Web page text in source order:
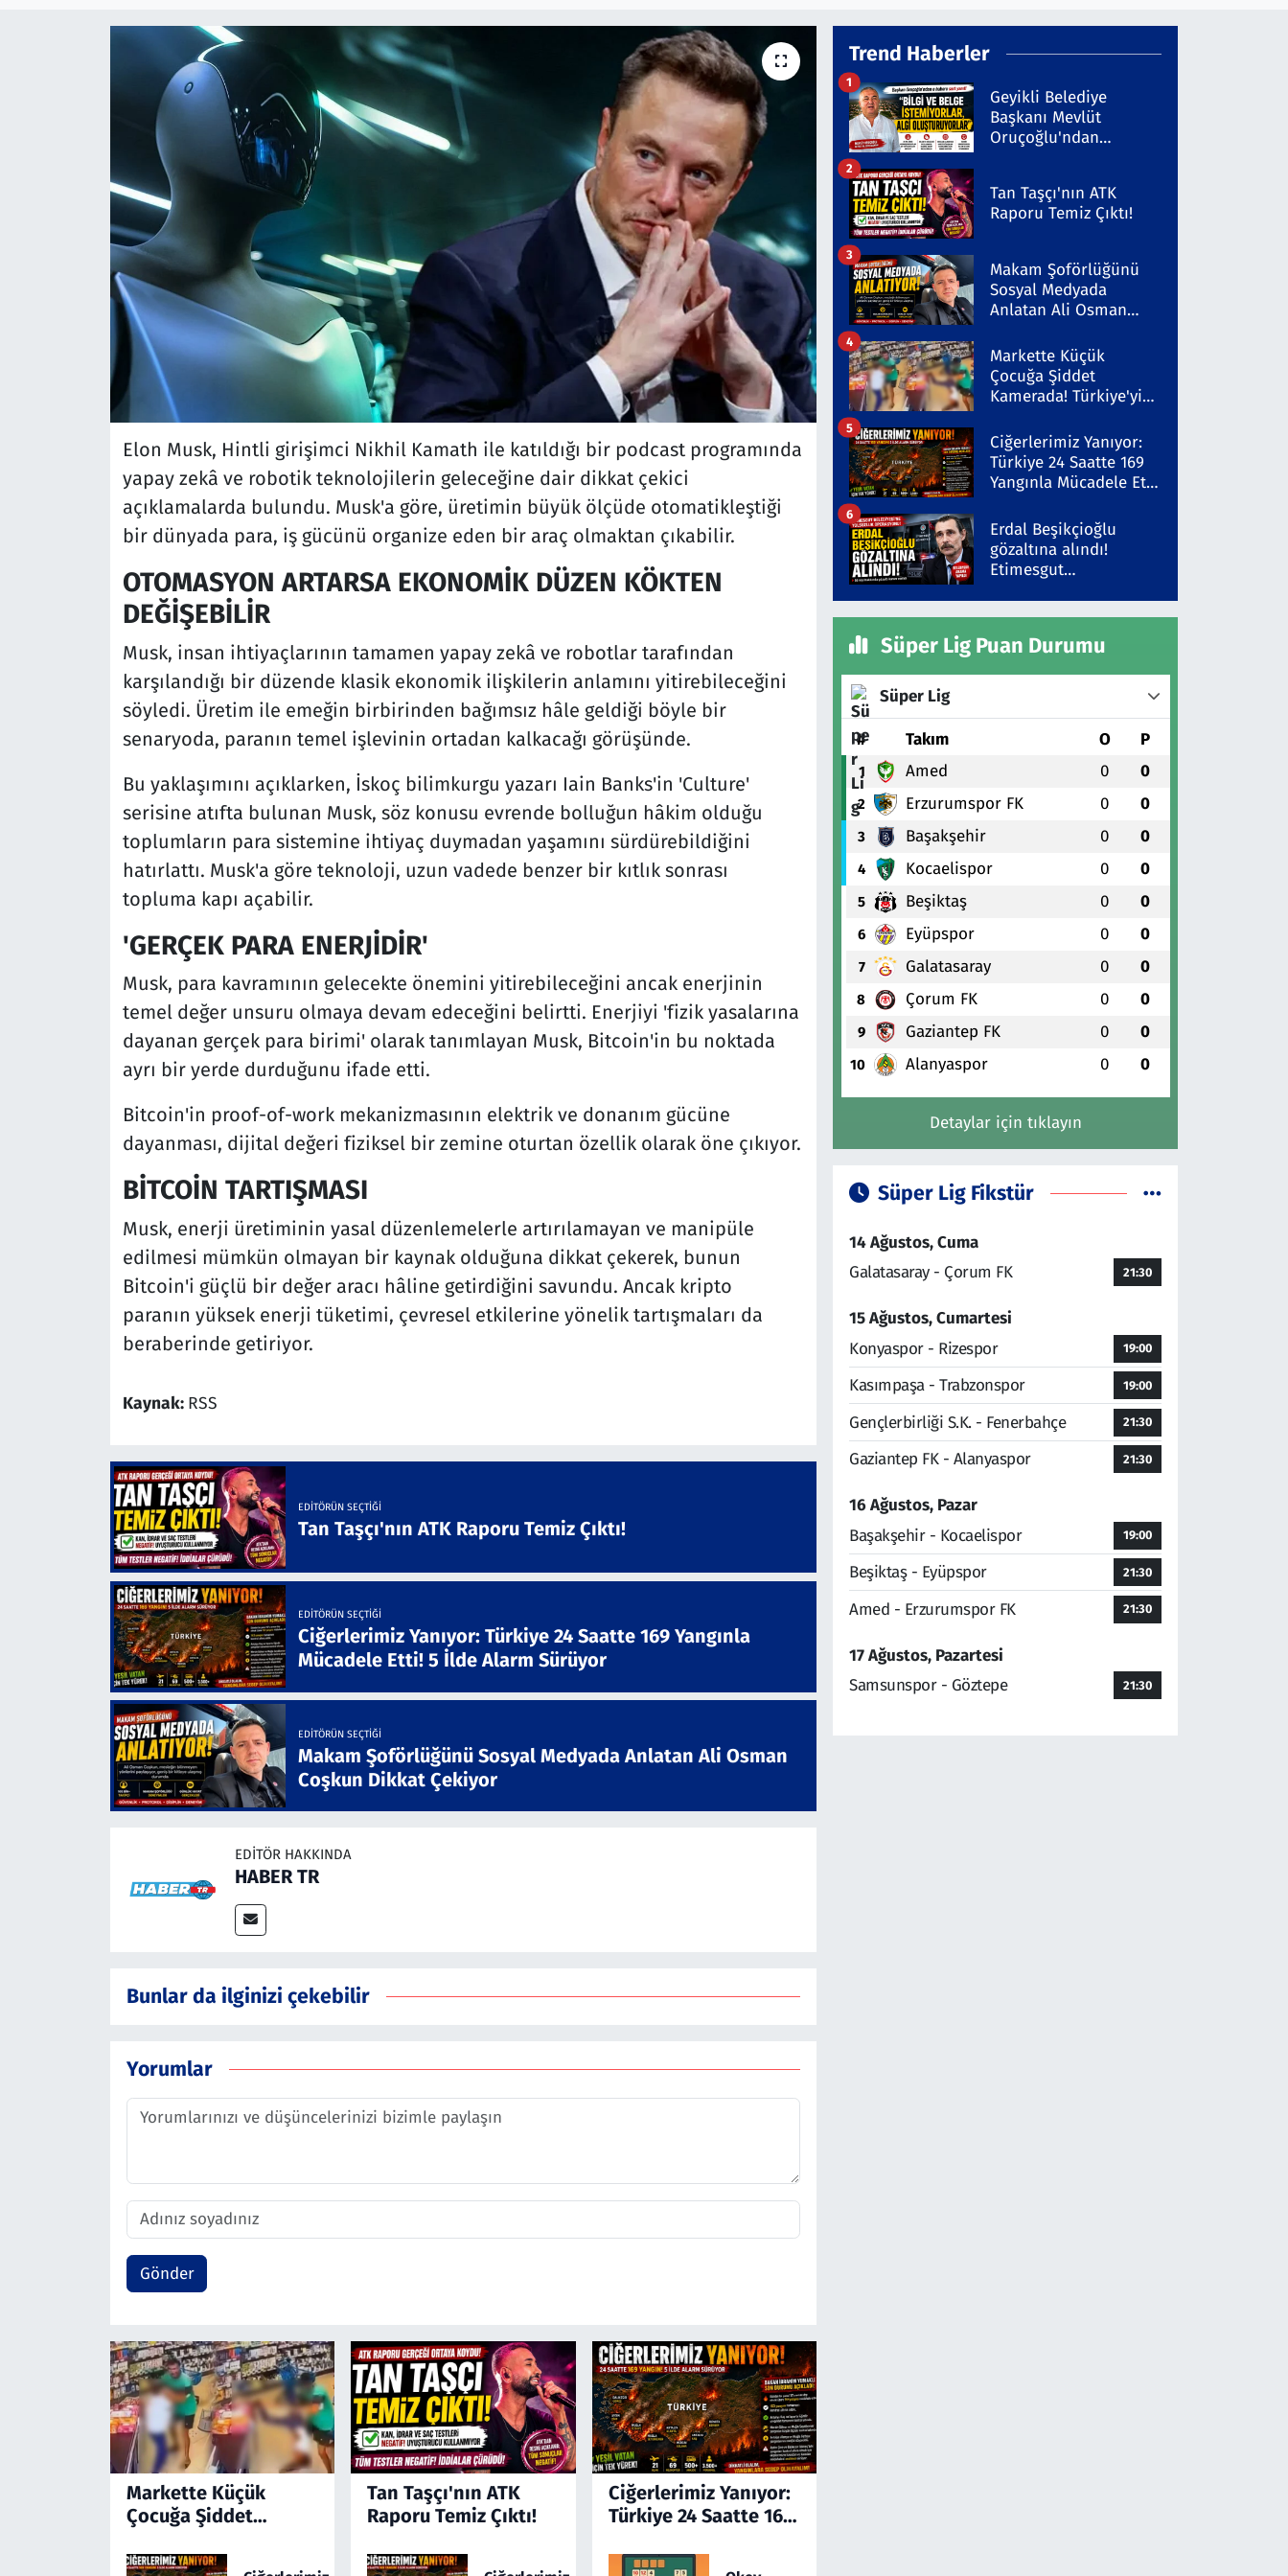
Elon Musk, Hintli girişimci Nikhil Kamath ile katıldığı bir podcast programında
yapay zekâ ve robotik teknolojilerin geleceğine dair dikkat çekici
açıklamalarda bulundu. Musk'a göre, üretimin büyük ölçüde otomatikleştiği
bir dünyada para, iş gücünü organize eden bir araç olmaktan çıkabilir.
OTOMASYON ARTARSA EKONOMİK DÜZEN KÖKTEN
DEĞİŞEBİLİR
Musk, insan ihtiyaçlarının tamamen yapay zekâ ve robotlar tarafından
karşılandığı bir düzende klasik ekonomik ilişkilerin anlamını yitirebileceğini
söyledi. Üretim ile emeğin birbirinden bağımsız hâle geldiği böyle bir
senaryoda, paranın temel işlevinin ortadan kalkacağı görüşünde.
Bu yaklaşımını açıklarken, İskoç bilimkurgu yazarı Iain Banks'in 'Culture'
serisine atıfta bulunan Musk, söz konusu evrende bolluğun hâkim olduğu
toplumların para sistemine ihtiyaç duymadan yaşamını sürdürebildiğini
hatırlattı. Musk'a göre teknoloji, uzun vadede benzer bir kıtlık sonrası
topluma kapı açabilir.
'GERÇEK PARA ENERJİDİR'
Musk, para kavramının gelecekte önemini yitirebileceğini ancak enerjinin
temel değer unsuru olmaya devam edeceğini belirtti. Enerjiyi 'fizik yasalarına
dayanan gerçek para birimi' olarak tanımlayan Musk, Bitcoin'in bu noktada
ayrı bir yerde durduğunu ifade etti.
Bitcoin'in proof-of-work mekanizmasının elektrik ve donanım gücüne
dayanması, dijital değeri fiziksel bir zemine oturtan özellik olarak öne çıkıyor.
BİTCOİN TARTIŞMASI
Musk, enerji üretiminin yasal düzenlemelerle artırılamayan ve manipüle
edilmesi mümkün olmayan bir kaynak olduğuna dikkat çekerek, bunun
Bitcoin'i güçlü bir değer aracı hâline getirdiğini savundu. Ancak kripto
paranın yüksek enerji tüketimi, çevresel etkilerine yönelik tartışmaları da
beraberinde getiriyor.
Kaynak: RSS
EDITÖRÜN SEÇTIĞI
Tan Taşçı'nın ATK Raporu Temiz Çıktı!
EDITÖRÜN SEÇTIĞI
Ciğerlerimiz Yanıyor: Türkiye 24 Saatte 169 Yangınla
Mücadele Etti! 5 İlde Alarm Sürüyor
EDITÖRÜN SEÇTIĞI
Makam Şoförlüğünü Sosyal Medyada Anlatan Ali Osman
Coşkun Dikkat Çekiyor
EDITÖR HAKKINDA
HABER TR
Bunlar da ilginizi çekebilir
Yorumlar
Gönder
Markette Küçük
Çocuğa Şiddet
Ayağa Kaldıran
Tan Taşçı'nın ATK
Raporu Temiz Çıktı!
Ciğerlerimiz Yanıyor:
Türkiye 24 Saatte 169
Etti! 5 İlde Alarm
Trend Haberler
Geyikli Belediye
Başkanı Mevlüt
Oruçoğlu'ndan
1
Tan Taşçı'nın ATK
Raporu Temiz Çıktı!
2
Makam Şoförlüğünü
Sosyal Medyada
Anlatan Ali Osman
3
Markette Küçük
Çocuğa Şiddet
Kamerada! Türkiye'yi
Şüpheli Gözaltında
4
Ciğerlerimiz Yanıyor:
Türkiye 24 Saatte 169
Yangınla Mücadele Etti!
5
Erdal Beşikçioğlu
gözaltına alındı!
Etimesgut
6
Süper Lig Puan Durumu
Süper Lig
# Takım O P
1 Amed 0 0
2 Erzurumspor FK 0 0
3 Başakşehir 0 0
4 Kocaelispor 0 0
5 Beşiktaş 0 0
6 Eyüpspor 0 0
7 Galatasaray 0 0
8 Çorum FK 0 0
9 Gaziantep FK 0 0
10 Alanyaspor 0 0
Detaylar için tıklayın
Süper Lig Fikstür
14 Ağustos, Cuma
Galatasaray - Çorum FK
21:30
15 Ağustos, Cumartesi
Konyaspor - Rizespor
19:00
Kasımpaşa - Trabzonspor 19:00
Gençlerbirliği S.K. - Fenerbahçe 21:30
Gaziantep FK - Alanyaspor 21:30
16 Ağustos, Pazar
Başakşehir - Kocaelispor
19:00
Beşiktaş - Eyüpspor 21:30
Amed - Erzurumspor FK 21:30
17 Ağustos, Pazartesi
Samsunspor - Göztepe
21:30
Çevre & Doğa